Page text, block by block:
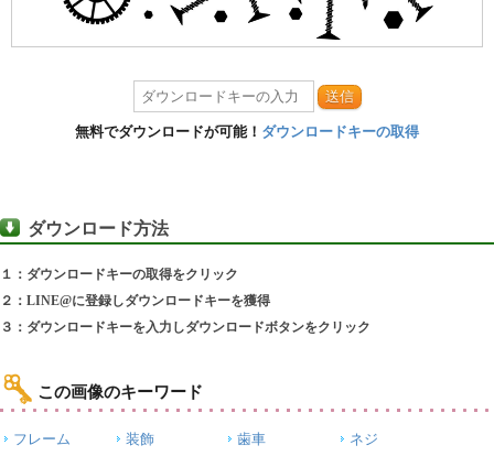
送信
無料でダウンロードが可能！ ダウンロードキーの取得
ダウンロード方法
１：ダウンロードキーの取得をクリック
２：LINE@に登録しダウンロードキーを獲得
３：ダウンロードキーを入力しダウンロードボタンをクリック
この画像のキーワード
フレーム 装飾 歯車 ネジ